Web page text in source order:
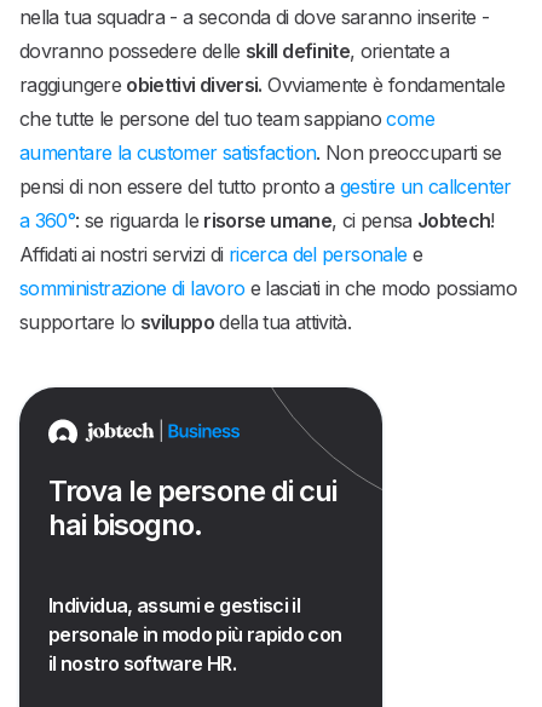
nella tua squadra - a seconda di dove saranno inserite -
dovranno possedere delle skill definite, orientate a
raggiungere obiettivi diversi. Ovviamente è fondamentale
che tutte le persone del tuo team sappianocome
aumentare la customer satisfaction. Non preoccuparti se
pensi di non essere del tutto pronto agestire un callcenter
a 360°: se riguarda le risorse umane, ci pensa Jobtech!
Affidati ai nostri servizi di ricerca del personalee
somministrazione di lavoro e lasciati in che modo possiamo
supportare lo sviluppodella tua attività.
Trova le persone di cui
hai bisogno.
Individua, assumi e gestisci il
personale in modo più rapido con
il nostro software HR.